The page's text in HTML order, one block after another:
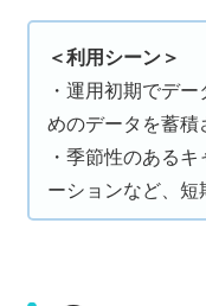
＜利用シーン＞
・運用初期でデ
めのデータを蓄積
・季節性のある
ーションなど、